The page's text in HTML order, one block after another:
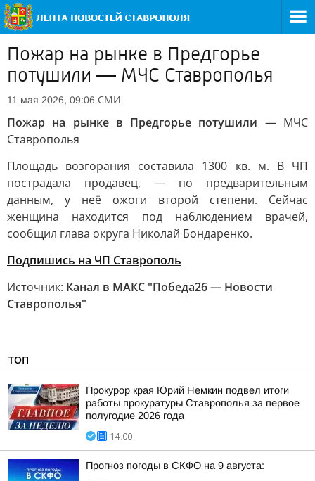
Пожар на рынке в Предгорье
потушили — МЧС Ставрополья
11 мая 2026, 09:06 СМИ
Пожар на рынке в Предгорье потушили — МЧС
Ставрополья
Площадь возгорания составила 1300 кв. м. В ЧП
пострадала продавец, — по предварительным
данным, у неё ожоги второй степени. Сейчас
женщина находится под наблюдением врачей,
сообщил глава округа Николай Бондаренко.
Подпишись на ЧП Ставрополь
Источник: Канал в МАКС "Победа26 — Новости
Ставрополья"
ТОП
Прокурор края Юрий Немкин подвел итоги
работы прокуратуры Ставрополья за первое
полугодие 2026 года
14:00
Прогноз погоды в СКФО на 9 августа: